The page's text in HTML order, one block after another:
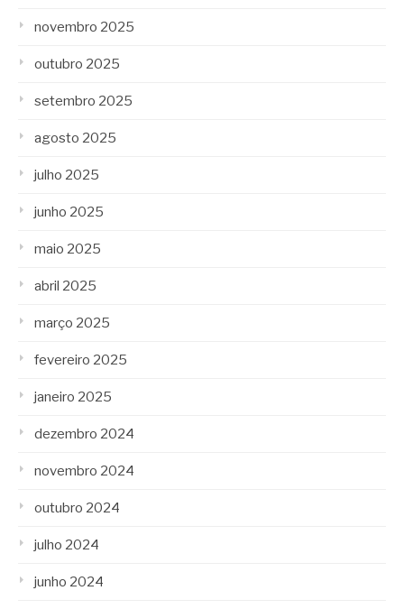
novembro 2025
outubro 2025
setembro 2025
agosto 2025
julho 2025
junho 2025
maio 2025
abril 2025
março 2025
fevereiro 2025
janeiro 2025
dezembro 2024
novembro 2024
outubro 2024
julho 2024
junho 2024